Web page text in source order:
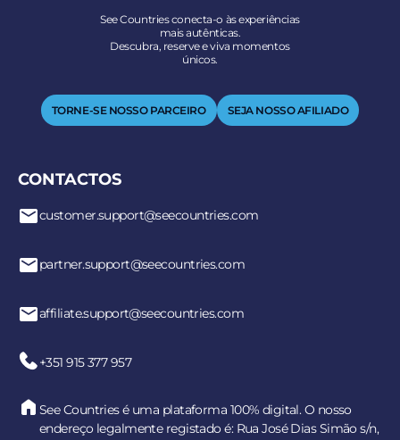
See Countries conecta-o às experiências
mais autênticas.
Descubra, reserve e viva momentos
únicos.
TORNE-SE NOSSO PARCEIRO SEJA NOSSO AFILIADO
CONTACTOS
customer.support@seecountries.com
partner.support@seecountries.com
affiliate.support@seecountries.com
+351 915 377 957
See Countries é uma plataforma 100% digital. O nosso
endereço legalmente registado é: Rua José Dias Simão s/n,